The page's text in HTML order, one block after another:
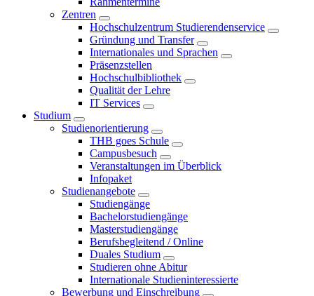
Zentren
Hochschulzentrum Studierendenservice
Gründung und Transfer
Internationales und Sprachen
Präsenzstellen
Hochschulbibliothek
Qualität der Lehre
IT Services
Studium
Studienorientierung
THB goes Schule
Campusbesuch
Veranstaltungen im Überblick
Infopaket
Studienangebote
Studiengänge
Bachelorstudiengänge
Masterstudiengänge
Berufsbegleitend / Online
Duales Studium
Studieren ohne Abitur
Internationale Studieninteressierte
Bewerbung und Einschreibung